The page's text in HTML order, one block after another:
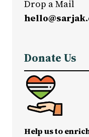
Drop a Mail
Donate Us
Help us to